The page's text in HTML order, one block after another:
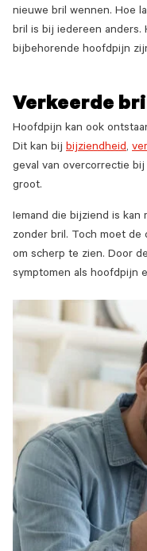
nieuwe bril wennen. Hoe
bril is bij iedereen anders.
bijbehorende hoofdpijn
Verkeerde
Hoofdpijn kan ook
Dit kan bij bijziendheid,
geval van overcorrectie
groot.
Iemand die bijziend is kan
zonder bril. Toch moet de
om scherp te zien. Door
symptomen als hoofdpijn